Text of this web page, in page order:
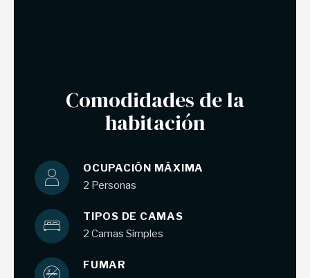
Comodidades de la
habitación
OCUPACIÓN MÁXIMA
2 Personas
TIPOS DE CAMAS
2 Camas Simples
FUMAR